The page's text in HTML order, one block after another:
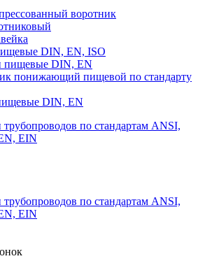
воротник
DIN, EN, ISO
пищевые DIN, EN
понижающий пищевой по стандарту
DIN, EN